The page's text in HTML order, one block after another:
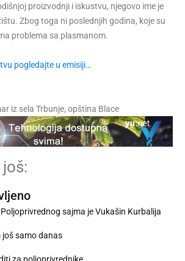
proizvodnji i iskustvu, njegovo ime je
Zbog toga ni poslednjih godina, koje su
problema sa plasmanom.
pogledajte u emisiji…
iz sela Trbunje, opština Blace
sajma je Vukašin Kurbalija
još samo danas